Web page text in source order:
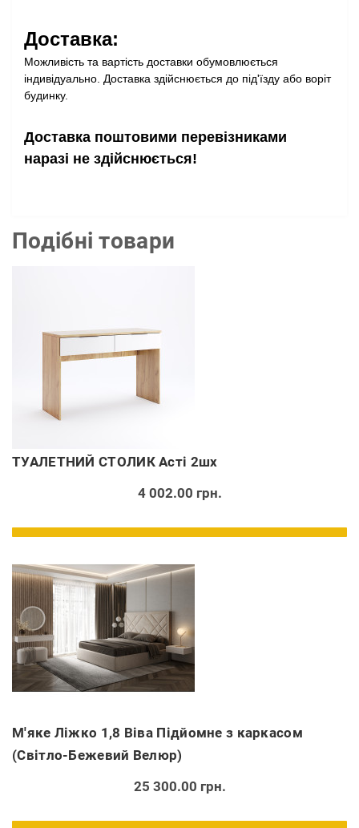
Доставка:
Можливість та вартість доставки обумовлюється
індивідуально. Доставка здійснюється до під'їзду або воріт
будинку.
Доставка поштовими перевізниками
наразі не здійснюється!
Подібні товари
ТУАЛЕТНИЙ СТОЛИК Асті 2шх
4 002.00 грн.
М'яке Ліжко 1,8 Віва Підйомне з каркасом
(Світло-Бежевий Велюр)
25 300.00 грн.